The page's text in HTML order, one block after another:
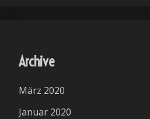
Archive
März 2020
Januar 2020